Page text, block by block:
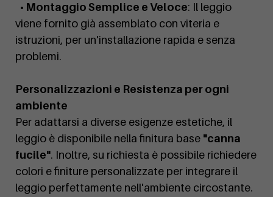
• Montaggio Semplice e Veloce: Il leggio
viene fornito già assemblato con viteria e
istruzioni, per un'installazione rapida e senza
problemi.
Personalizzazioni e Resistenza per ogni
ambiente
Per adattarsi a diverse esigenze estetiche, il
leggio è disponibile nella finitura base "canna
fucile". Inoltre, su richiesta è possibile richiedere
colori e finiture personalizzate per integrare il
leggio perfettamente nell'ambiente circostante.